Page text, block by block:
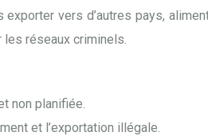
vers d’autres pays,
les réseaux criminels.
non planifiée.
et l’exportation illégale.